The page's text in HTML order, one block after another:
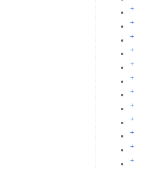
+
+
+
+
+
+
+
+
+
+
+
+